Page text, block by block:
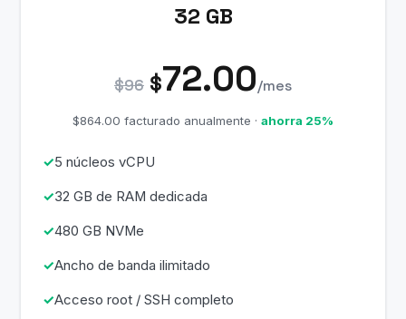
32 GB
$96 $72.00/mes
$864.00 facturado anualmente · ahorra 25%
5 núcleos vCPU
32 GB de RAM dedicada
480 GB NVMe
Ancho de banda ilimitado
Acceso root / SSH completo